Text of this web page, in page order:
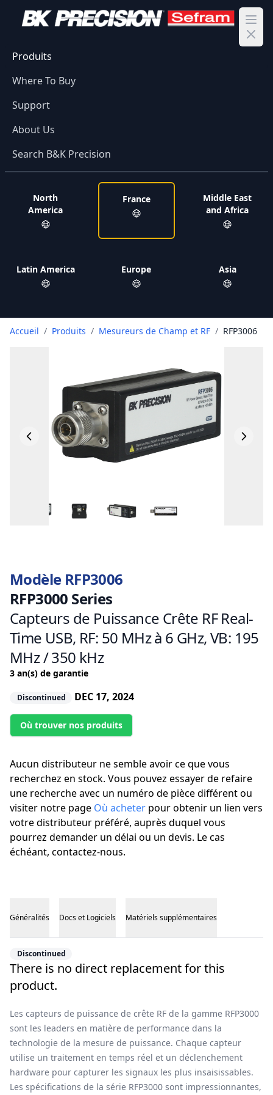
Produits
Where To Buy
Support
About Us
Search B&K Precision
North
America
Latin America
France
Europe
Middle East
and Africa
Asia
Accueil / Produits / Mesureurs de Champ et RF / RFP3006
Modèle RFP3006
RFP3000 Series
Capteurs de Puissance Crête RF Real-
Time USB, RF: 50 MHz à 6 GHz, VB: 195
MHz / 350 kHz
3 an(s) de garantie
Discontinued DEC 17, 2024
Où trouver nos produits
Aucun distributeur ne semble avoir ce que vous
recherchez en stock. Vous pouvez essayer de refaire
une recherche avec un numéro de pièce différent ou
visiter notre page Où acheter pour obtenir un lien vers
votre distributeur préféré, auprès duquel vous
pourrez demander un délai ou un devis. Le cas
échéant, contactez-nous.
Généralités Docs et Logiciels Matériels supplémentaires
Discontinued
There is no direct replacement for this
product.
Les capteurs de puissance de crête RF de la gamme RFP3000
sont les leaders en matière de performance dans la
technologie de la mesure de puissance. Chaque capteur
utilise un traitement en temps réel et un déclenchement
hardware pour capturer les signaux les plus insaisissables.
Les spécifications de la série RFP3000 sont impressionnantes,